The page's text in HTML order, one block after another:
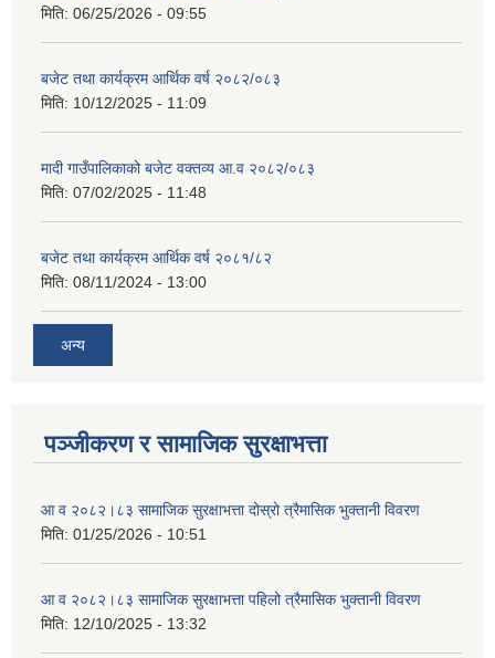
मिति: 06/25/2026 - 09:55
बजेट तथा कार्यक्रम आर्थिक वर्ष २०८२/०८३
मिति: 10/12/2025 - 11:09
मादी गाउँपालिकाको बजेट वक्तव्य आ.व २०८२/०८३
मिति: 07/02/2025 - 11:48
बजेट तथा कार्यक्रम आर्थिक वर्ष २०८१/८२
मिति: 08/11/2024 - 13:00
अन्य
पञ्जीकरण र सामाजिक सुरक्षाभत्ता
आ व २०८२।८३ सामाजिक सुरक्षाभत्ता दोस्रो त्रैमासिक भुक्तानी विवरण
मिति: 01/25/2026 - 10:51
आ व २०८२।८३ सामाजिक सुरक्षाभत्ता पहिलो त्रैमासिक भुक्तानी विवरण
मिति: 12/10/2025 - 13:32